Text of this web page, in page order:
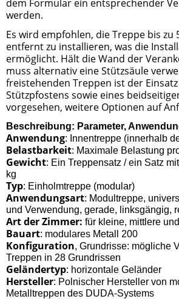
dem Formular ein entsprechender
werden.
Es wird empfohlen, die Treppe bis zu
entfernt zu installieren, was die
ermöglicht. Hält die Wand der
muss alternativ eine Stützsäule
freistehenden Treppen ist der
Stützpfostens sowie eines
vorgesehen, weitere Optionen auf
Beschreibung: Parameter,
Anwendung: Innentreppe (innerhalb
Belastbarkeit: Maximale Belastung
Gewicht: Ein Treppensatz / ein Satz
kg
Typ: Einholmtreppe (modular)
Anwendungsart: Modultreppe,
und Verwendung, gerade, linksgängig,
Art der Zimmer: für kleine, mittlere
Bauart: modulares Metall 200
Konfiguration, Grundrisse: mögliche
Treppen in 28 Grundrissen
Geländertyp: horizontale Geländer
Hersteller: Polnischer Hersteller von
Metalltreppen des DUDA-Systems